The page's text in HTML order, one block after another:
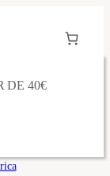
DE 40€